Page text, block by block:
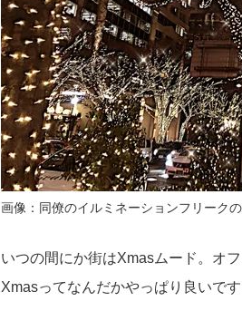
画像：同僚のイルミネーションフリーク
いつの間にか街はXmasムード。オ
Xmasってなんだかやっぱり良いで